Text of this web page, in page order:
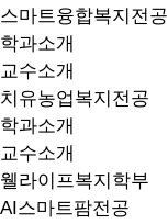
스마트융합복지전공
학과소개
교수소개
치유농업복지전공
학과소개
교수소개
웰라이프복지학부
AI스마트팜전공